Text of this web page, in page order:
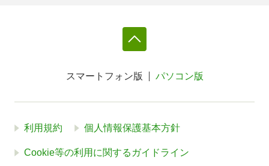
スマートフォン版 パソコン版
利用規約 個人情報保護基本方針
Cookie等の利用に関するガイドライン